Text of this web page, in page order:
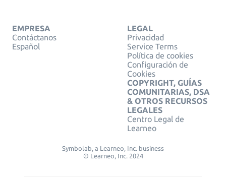
EMPRESA
Contáctanos
Español
LEGAL
Privacidad
Service Terms
Política de cookies
Configuración de
Cookies
COPYRIGHT, GUÍAS
COMUNITARIAS, DSA
& OTROS RECURSOS
LEGALES
Centro Legal de
Learneo
Symbolab, a Learneo, Inc. business
© Learneo, Inc. 2024